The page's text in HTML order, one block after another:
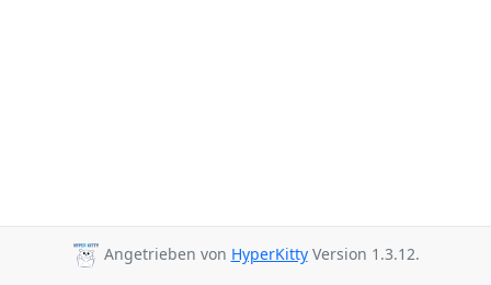
Angetrieben von HyperKittyVersion 1.3.12.